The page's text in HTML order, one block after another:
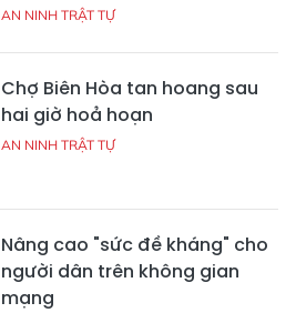
AN NINH TRẬT TỰ
Chợ Biên Hòa tan hoang sau
hai giờ hoả hoạn
AN NINH TRẬT TỰ
Nâng cao "sức đề kháng" cho
người dân trên không gian
mạng